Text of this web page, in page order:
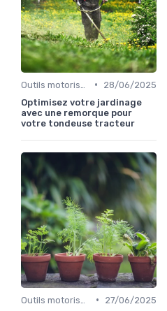
•
28/06/2025
Optimisez votre jardinage
avec une remorque pour
votre tondeuse tracteur
•
27/06/2025